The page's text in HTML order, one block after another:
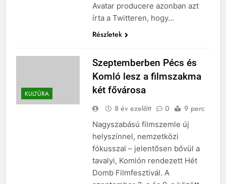
Avatar producere azonban azt
írta a Twitteren, hogy…
Részletek
KULTÚRA
Szeptemberben Pécs és
Komló lesz a filmszakma
két fővárosa
8 év ezelőtt 0 9 perc
Nagyszabású filmszemle új
helyszínnel, nemzetközi
fókusszal – jelentősen bővül a
tavalyi, Komlón rendezett Hét
Domb Filmfesztivál. A